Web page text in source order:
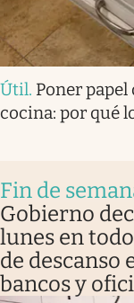
Útil. Poner
cocina: por qué
Fin de
Gobierno
lunes en
de descanso
bancos y